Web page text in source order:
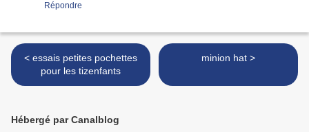
Répondre
< essais petites pochettes
pour les tizenfants
minion hat >
Hébergé par Canalblog